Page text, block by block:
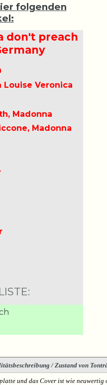
folgenden
don't preach
Louise Veronica
Madonna
Madonna
/ Zustand von
und das Cover ist wie